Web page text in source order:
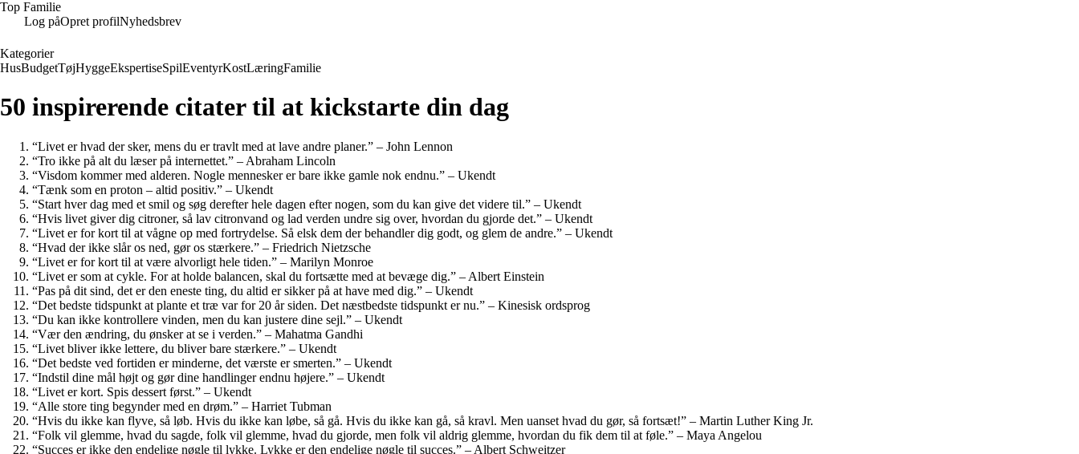
Top Familie
Log påOpret profilNyhedsbrev
Kategorier
HusBudgetTøjHyggeEkspertiseSpilEventyrKostLæringFamilie
50 inspirerende citater til at kickstarte din dag
“Livet er hvad der sker, mens du er travlt med at lave andre planer.” – John Lennon
“Tro ikke på alt du læser på internettet.” – Abraham Lincoln
“Visdom kommer med alderen. Nogle mennesker er bare ikke gamle nok endnu.” – Ukendt
“Tænk som en proton – altid positiv.” – Ukendt
“Start hver dag med et smil og søg derefter hele dagen efter nogen, som du kan give det videre til.” – Ukendt
“Hvis livet giver dig citroner, så lav citronvand og lad verden undre sig over, hvordan du gjorde det.” – Ukendt
“Livet er for kort til at vågne op med fortrydelse. Så elsk dem der behandler dig godt, og glem de andre.” – Ukendt
“Hvad der ikke slår os ned, gør os stærkere.” – Friedrich Nietzsche
“Livet er for kort til at være alvorligt hele tiden.” – Marilyn Monroe
“Livet er som at cykle. For at holde balancen, skal du fortsætte med at bevæge dig.” – Albert Einstein
“Pas på dit sind, det er den eneste ting, du altid er sikker på at have med dig.” – Ukendt
“Det bedste tidspunkt at plante et træ var for 20 år siden. Det næstbedste tidspunkt er nu.” – Kinesisk ordsprog
“Du kan ikke kontrollere vinden, men du kan justere dine sejl.” – Ukendt
“Vær den ændring, du ønsker at se i verden.” – Mahatma Gandhi
“Livet bliver ikke lettere, du bliver bare stærkere.” – Ukendt
“Det bedste ved fortiden er minderne, det værste er smerten.” – Ukendt
“Indstil dine mål højt og gør dine handlinger endnu højere.” – Ukendt
“Livet er kort. Spis dessert først.” – Ukendt
“Alle store ting begynder med en drøm.” – Harriet Tubman
“Hvis du ikke kan flyve, så løb. Hvis du ikke kan løbe, så gå. Hvis du ikke kan gå, så kravl. Men uanset hvad du gør, så fortsæt!” – Martin Luther King Jr.
“Folk vil glemme, hvad du sagde, folk vil glemme, hvad du gjorde, men folk vil aldrig glemme, hvordan du fik dem til at føle.” – Maya Angelou
“Succes er ikke den endelige nøgle til lykke. Lykke er den endelige nøgle til succes.” – Albert Schweitzer